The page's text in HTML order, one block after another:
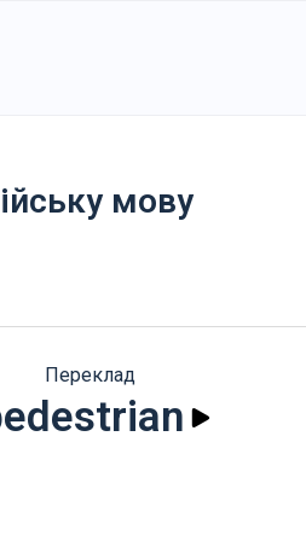
мову
Переклад